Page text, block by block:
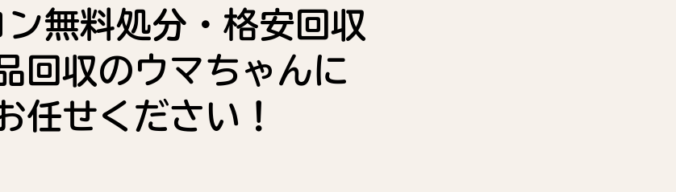
ン無料処分・格安回収
回収のウマちゃんに
任せください！